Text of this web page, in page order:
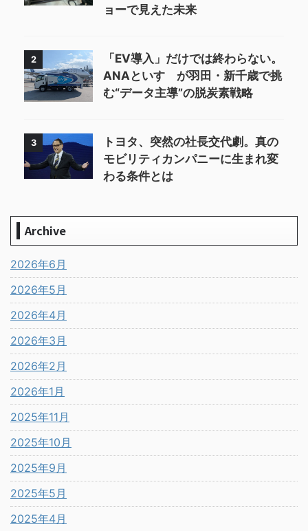
ョーで見えた未来
2
「EV導入」だけでは終わらない。
ANAといすゞが羽田・新千歳で挑
む“データ主導”の脱炭素戦略
3
トヨタ、突然の社長交代劇。真の
モビリティカンパニーに生まれ変
わる条件とは
Archive
2026年6月
2026年5月
2026年4月
2026年3月
2026年2月
2026年1月
2025年11月
2025年10月
2025年9月
2025年5月
2025年4月